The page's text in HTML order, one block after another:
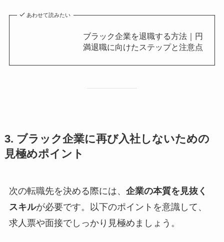
あわせて読みたい
ブラック企業を退職する方法｜円
満退職に向けたステップと注意点
3. ブラック企業に再び入社しないための
見極めポイント
次の転職先を決める際には、 企業の本質を見抜く
スキルが必要です。以下のポイントを意識して、
求人票や面接でしっかり見極めましょう。